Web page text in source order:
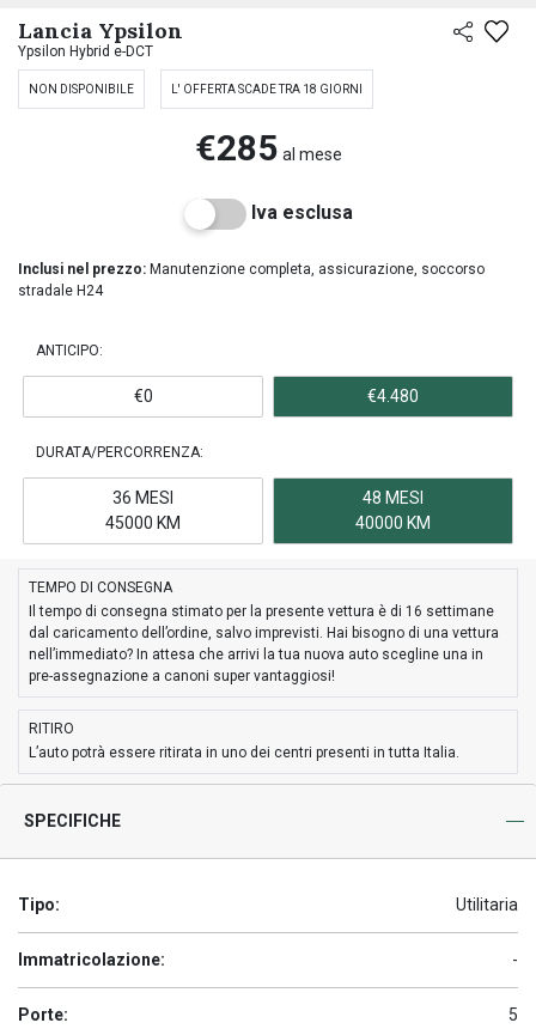
Lancia Ypsilon
Ypsilon Hybrid e-DCT
NON DISPONIBILE L' OFFERTA SCADE TRA 18 GIORNI
€285 al mese
Iva esclusa
Inclusi nel prezzo: Manutenzione completa, assicurazione, soccorso
stradale H24
ANTICIPO:
€0 €4.480
DURATA/PERCORRENZA:
36 MESI
45000 KM
48 MESI
40000 KM
TEMPO DI CONSEGNA
Il tempo di consegna stimato per la presente vettura è di 16 settimane
dal caricamento dell’ordine, salvo imprevisti. Hai bisogno di una vettura
nell’immediato? In attesa che arrivi la tua nuova auto scegline una in
pre-assegnazione a canoni super vantaggiosi!
RITIRO
L’auto potrà essere ritirata in uno dei centri presenti in tutta Italia.
SPECIFICHE
Tipo: Utilitaria
Immatricolazione: -
Porte: 5